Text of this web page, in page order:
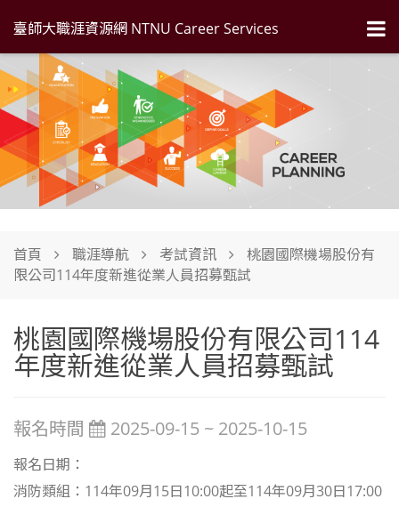
臺師大職涯資源網 NTNU Career Services
首頁 職涯導航 考試資訊
桃園國際機場股份有
限公司114年度新進從業人員招募甄試
桃園國際機場股份有限公司114
年度新進從業人員招募甄試
報名時間 2025-09-15 ~ 2025-10-15
報名日期：
消防類組： 114年09月15日10:00起至114年09月30日17:00